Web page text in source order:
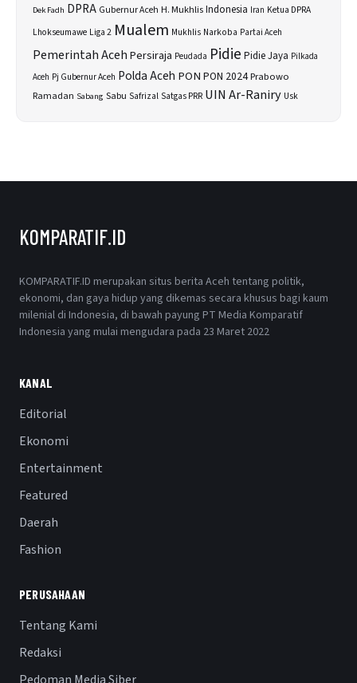
Dek Fadh DPRA Gubernur Aceh H. MukhlisIndonesia Iran Ketua DPRA
Lhokseumawe Liga 2 Mualem Mukhlis Narkoba Partai Aceh
Pemerintah AcehPersiraja Peudada Pidie Pidie Jaya Pilkada
Aceh Pj Gubernur Aceh Polda Aceh PON PON 2024Prabowo
Ramadan Sabang Sabu SafrizalSatgas PRR UIN Ar-Raniry Usk
KOMPARATIF.ID
KOMPARATIF.ID merupakan situs berita Aceh tentang politik,
ekonomi, dan gaya hidup yang dikemas secara khusus bagi kaum
milenial di Indonesia, di bawah payung PT Media Komparatif
Indonesia yang mulai mengudara pada 23 Maret 2022
KANAL
Editorial
Ekonomi
Entertainment
Featured
Daerah
Fashion
PERUSAHAAN
Tentang Kami
Redaksi